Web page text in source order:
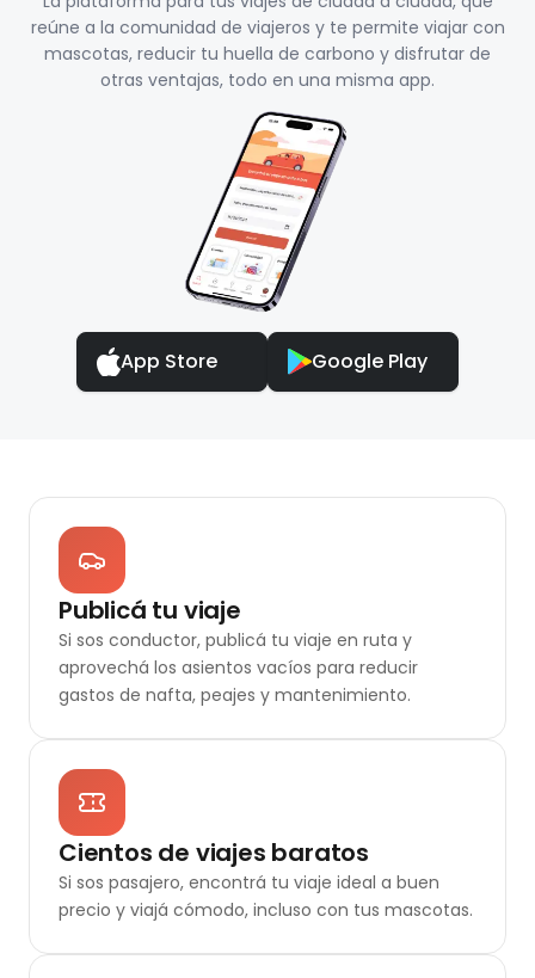
reúne a la comunidad de viajeros y te permite viajar con
mascotas, reducir tu huella de carbono y disfrutar de
otras ventajas, todo en una misma app.
App Store Google Play
Publicá tu viaje
Si sos conductor, publicá tu viaje en ruta y
aprovechá los asientos vacíos para reducir
gastos de nafta, peajes y mantenimiento.
Cientos de viajes baratos
Si sos pasajero, encontrá tu viaje ideal a buen
precio y viajá cómodo, incluso con tus mascotas.